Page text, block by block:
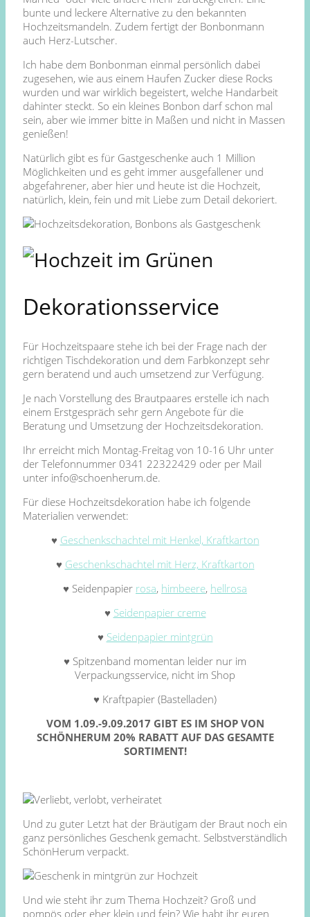
bunte und leckere Alternative zu den bekannten
Hochzeitsmandeln. Zudem fertigt der Bonbonmann
auch Herz-Lutscher.
Ich habe dem Bonbonman einmal persönlich dabei
zugesehen, wie aus einem Haufen Zucker diese Rocks
wurden und war wirklich begeistert, welche Handarbeit
dahinter steckt. So ein kleines Bonbon darf schon mal
sein, aber wie immer bitte in Maßen und nicht in Massen
genießen!
Natürlich gibt es für Gastgeschenke auch 1 Million
Möglichkeiten und es geht immer ausgefallener und
abgefahrener, aber hier und heute ist die Hochzeit,
natürlich, klein, fein und mit Liebe zum Detail dekoriert.
Dekorationsservice
Für Hochzeitspaare stehe ich bei der Frage nach der
richtigen Tischdekoration und dem Farbkonzept sehr
gern beratend und auch umsetzend zur Verfügung.
Je nach Vorstellung des Brautpaares erstelle ich nach
einem Erstgespräch sehr gern Angebote für die
Beratung und Umsetzung der Hochzeitsdekoration.
Ihr erreicht mich Montag-Freitag von 10-16 Uhr unter
der Telefonnummer 0341 22322429 oder per Mail
unter info@schoenherum.de.
Für diese Hochzeitsdekoration habe ich folgende
Materialien verwendet:
♥ Geschenkschachtel mit Henkel, Kraftkarton
♥ Geschenkschachtel mit Herz, Kraftkarton
♥ Seidenpapier rosa, himbeere, hellrosa
♥ Seidenpapier creme
♥ Seidenpapier mintgrün
♥ Spitzenband momentan leider nur im
Verpackungsservice, nicht im Shop
♥ Kraftpapier (Bastelladen)
VOM 1.09.-9.09.2017 GIBT ES IM SHOP VON
SCHÖNHERUM 20% RABATT AUF DAS GESAMTE
SORTIMENT!
Und zu guter Letzt hat der Bräutigam der Braut noch ein
ganz persönliches Geschenk gemacht. Selbstverständlich
SchönHerum verpackt.
Und wie steht ihr zum Thema Hochzeit? Groß und
pompös oder eher klein und fein? Wie habt ihr euren